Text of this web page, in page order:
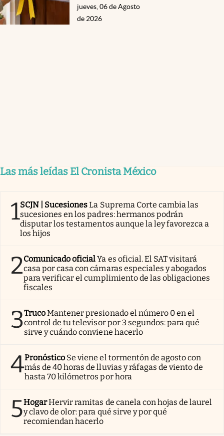
jueves, 06 de Agosto
de 2026
Las más leídas El Cronista México
1SCJN | SucesionesLa Suprema Corte cambia las
sucesiones en los padres: hermanos podrán
disputar los testamentos aunque la ley favorezca a
los hijos
2Comunicado oficialYa es oficial. El SAT visitará
casa por casa con cámaras especiales y abogados
para verificar el cumplimiento de las obligaciones
fiscales
3TrucoMantener presionado el número 0 en el
control de tu televisor por 3 segundos: para qué
sirve y cuándo conviene hacerlo
4Pronóstico Se viene el tormentón de agosto con
más de 40 horas de lluvias y ráfagas de viento de
hasta 70 kilómetros por hora
5HogarHervir ramitas de canela con hojas de laurel
y clavo de olor: para qué sirve y por qué
recomiendan hacerlo